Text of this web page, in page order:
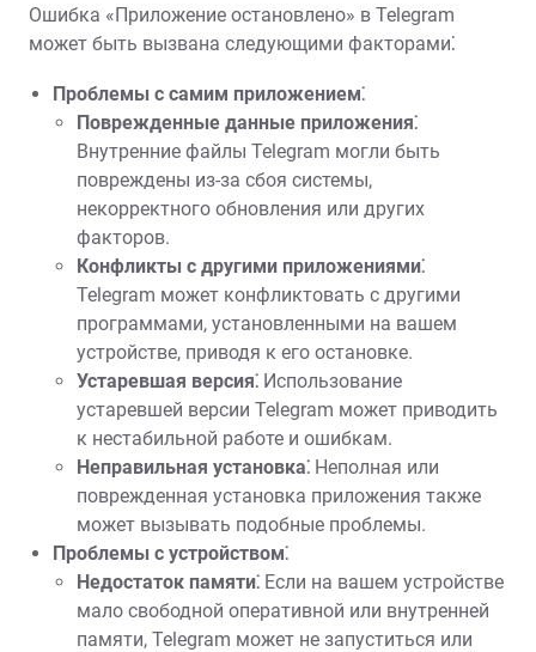
Ошибка «Приложение остановлено» в Telegram
может быть вызвана следующими факторами⁚
Проблемы с самим приложением⁚
Поврежденные данные приложения⁚
Внутренние файлы Telegram могли быть
повреждены из-за сбоя системы,
некорректного обновления или других
факторов.
Конфликты с другими приложениями⁚
Telegram может конфликтовать с другими
программами, установленными на вашем
устройстве, приводя к его остановке.
Устаревшая версия⁚ Использование
устаревшей версии Telegram может приводить
к нестабильной работе и ошибкам.
Неправильная установка⁚ Неполная или
поврежденная установка приложения также
может вызывать подобные проблемы.
Проблемы с устройством⁚
Недостаток памяти⁚ Если на вашем устройстве
мало свободной оперативной или внутренней
памяти, Telegram может не запуститься или